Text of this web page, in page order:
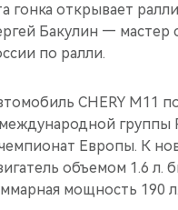
гонка открывает
Бакулин — мастер
по ралли.
CHERY M11
группы
Европы. К
объемом 1.6 л.
мощность 190